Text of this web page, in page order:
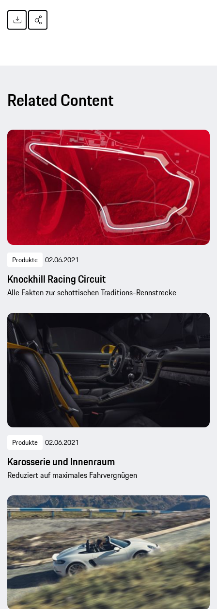
Related Content
Produkte 02.06.2021
Knockhill Racing Circuit
Alle Fakten zur schottischen Traditions-Rennstrecke
Produkte 02.06.2021
Karosserie und Innenraum
Reduziert auf maximales Fahrvergnügen